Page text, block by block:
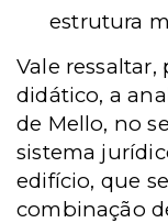
estrutura
Vale
didático, a
de Mello, no
sistema
edifício, que
combinação